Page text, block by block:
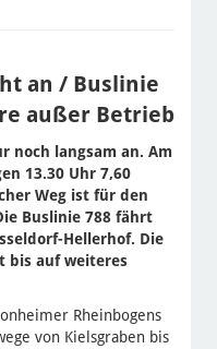
an / Buslinie
außer Betrieb
noch langsam an. Am
13.30 Uhr 7,60
Weg ist für den
Buslinie 788 fährt
Hellerhof. Die
bis auf weiteres
Rheinbogens
von Kielsgraben bis